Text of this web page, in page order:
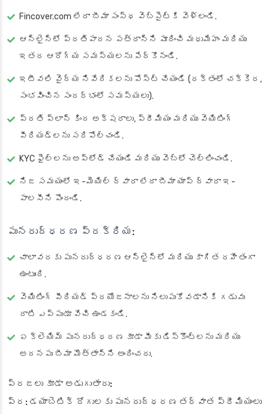
Fincover.com లేదా బీమా సంస్థ వెబ్‌సైట్‌కి వెళ్లండి.
ఆన్‌లైన్‌లో ప్రతిపాదన పత్రాన్ని పూరించి మధుమేహం మరియు
ఇతర ఆరోగ్య సమస్యలను పేర్కొనండి.
ఇటీవలి వైద్య నివేదికలను పోస్ట్ చేయండి (రక్తంలో చక్కెర,
సంభవించిన సందర్భంలో సమస్యలు).
ప్రతి ప్లాన్ కింద అక్షరాలు, ప్రీమియం మరియు వెయిటింగ్
పీరియడ్‌లను సరిపోల్చండి.
KYC ఫైల్‌లను అప్‌లోడ్ చేయండి మరియు వెబ్‌లో చెల్లించండి.
నిజ సమయంలో ఇ-మెయిల్ ద్వారా లేదా బీమా యాప్ ద్వారా ఇ-
పాలసీని పొందండి.
పునరుద్ధరణ ప్రక్రియ:
చాలావరకు పునరుద్ధరణ ఆన్‌లైన్‌లో మరియు కాగిత రహితంగా
ఉంటుంది.
వెయిటింగ్ పీరియడ్ ప్రయోజనాలను నిలుపుకోవడానికి గడువు
దాటి ఎప్పుడూ వేచి ఉండకండి.
ఏ క్లెయిమ్ పునరుద్ధరణ కూడా మీకు డిస్కౌంట్లను మరియు
అదనపు బీమా మొత్తాన్ని అందించదు.
ప్రజలు కూడా అడుగుతారు:
ప్ర: డయాబెటిక్ రోగులకు పునరుద్ధరణ తర్వాత ప్రీమియంలు